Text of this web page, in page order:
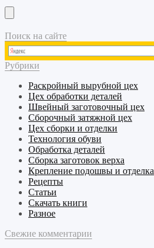
Поиск на сайте
Рубрики
Раскройный вырубной цех
Цех обработки деталей
Швейный заготовочный цех
Сборочный затяжной цех
Цех сборки и отделки
Технология обуви
Обработка деталей
Сборка заготовок верха
Крепление подошвы и отделка
Рецепты
Статьи
Скачать книги
Разное
Свежие комментарии